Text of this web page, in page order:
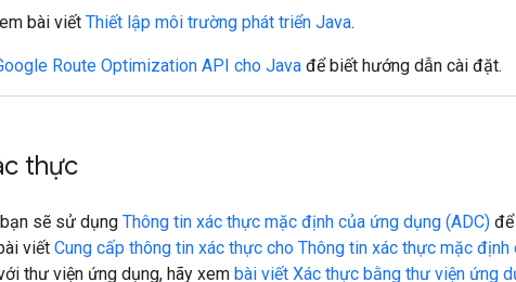
bài viết Thiết lập môi trường phát triển Java.
Route Optimization API cho Java để biết hướng dẫn cài đặt.
thực
sẽ sử dụng Thông tin xác thực mặc định của ứng dụng (ADC)
viết Cung cấp thông tin xác thực cho Thông tin xác thực mặc định
thư viện ứng dụng, hãy xem bài viết Xác thực bằng thư viện ứng